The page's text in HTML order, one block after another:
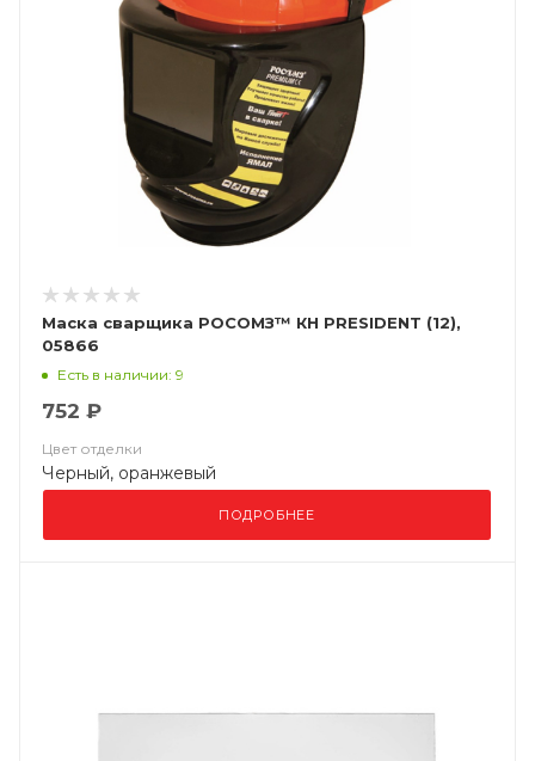
Маска сварщика РОСОМЗ™ КН PRESIDENT (12),
05866
Есть в наличии: 9
752 ₽
Цвет отделки
Черный, оранжевый
ПОДРОБНЕЕ